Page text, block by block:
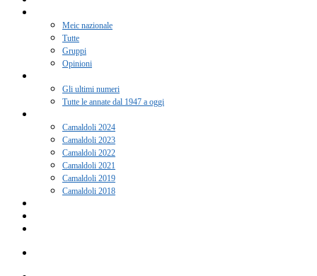
Meic nazionale
Tutte
Gruppi
Opinioni
Gli ultimi numeri
Tutte le annate dal 1947 a oggi
Camaldoli 2024
Camaldoli 2023
Camaldoli 2022
Camaldoli 2021
Camaldoli 2019
Camaldoli 2018